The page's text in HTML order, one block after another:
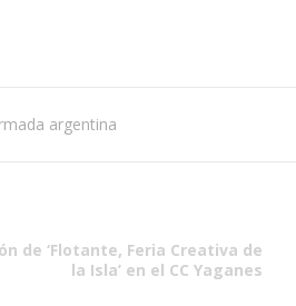
argentina
de ‘Flotante, Feria Creativa de
la Isla’ en el CC Yaganes